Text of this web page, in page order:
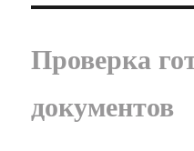
Проверка
документов